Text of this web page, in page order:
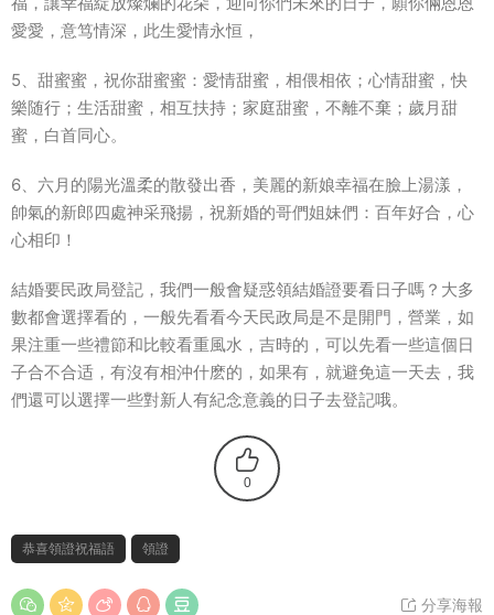
愛愛，意笃情深，此生愛情永恒，
5、甜蜜蜜，祝你甜蜜蜜：愛情甜蜜，相偎相依；心情甜蜜，快
樂随行；生活甜蜜，相互扶持；家庭甜蜜，不離不棄；歲月甜
蜜，白首同心。
6、六月的陽光溫柔的散發出香，美麗的新娘幸福在臉上湯漾，
帥氣的新郎四處神采飛揚，祝新婚的哥們姐妹們：百年好合，心
心相印！
結婚要民政局登記，我們一般會疑惑領結婚證要看日子嗎？大多
數都會選擇看的，一般先看看今天民政局是不是開門，營業，如
果注重一些禮節和比較看重風水，吉時的，可以先看一些這個日
子合不合适，有沒有相沖什麽的，如果有，就避免這一天去，我
們還可以選擇一些對新人有紀念意義的日子去登記哦。
0
恭喜領證祝福語 領證
分享海報